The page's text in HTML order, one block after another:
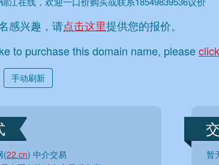
感兴趣，请点击这里提供您的报价。
to purchase this domain name, please
手动刷新
(22.cn) 中介交易
暂